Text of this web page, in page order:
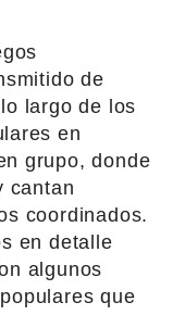
de
largo de los
en
grupo, donde
cantan
coordinados.
en detalle
algunos
que